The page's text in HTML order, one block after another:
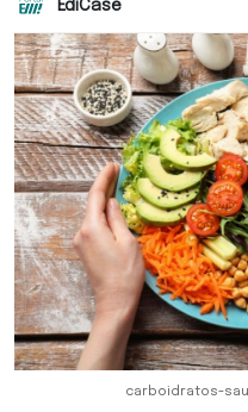
EdiCase
carboidratos-